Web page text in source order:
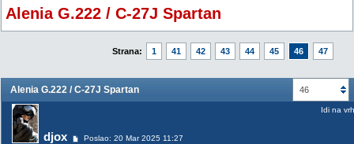
Alenia G.222 / C-27J Spartan
Strana: 1 41 42 43 44 45 46 47
46
Alenia G.222 / C-27J Spartan
djox Poslao: 20 Mar 2025 11:27
Idi na vrh